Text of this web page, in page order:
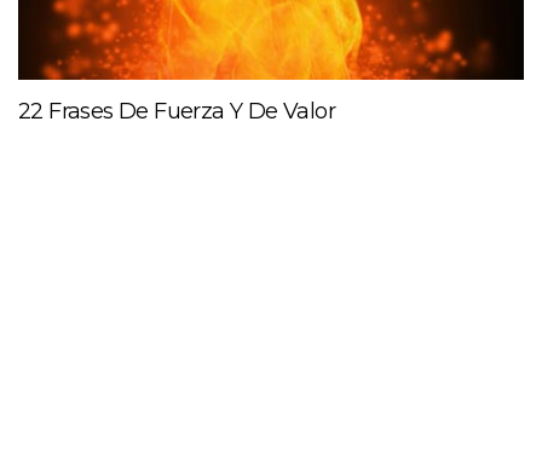
22 Frases De Fuerza Y De Valor